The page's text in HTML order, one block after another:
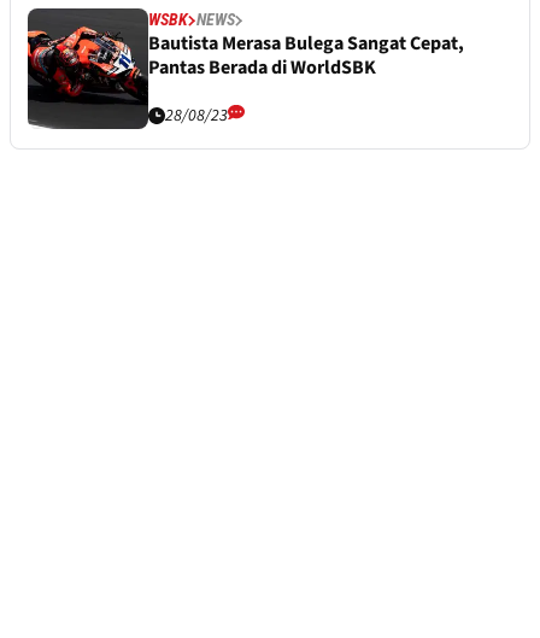
WSBK NEWS
Bautista Merasa Bulega Sangat Cepat,
Pantas Berada di WorldSBK
28/08/23